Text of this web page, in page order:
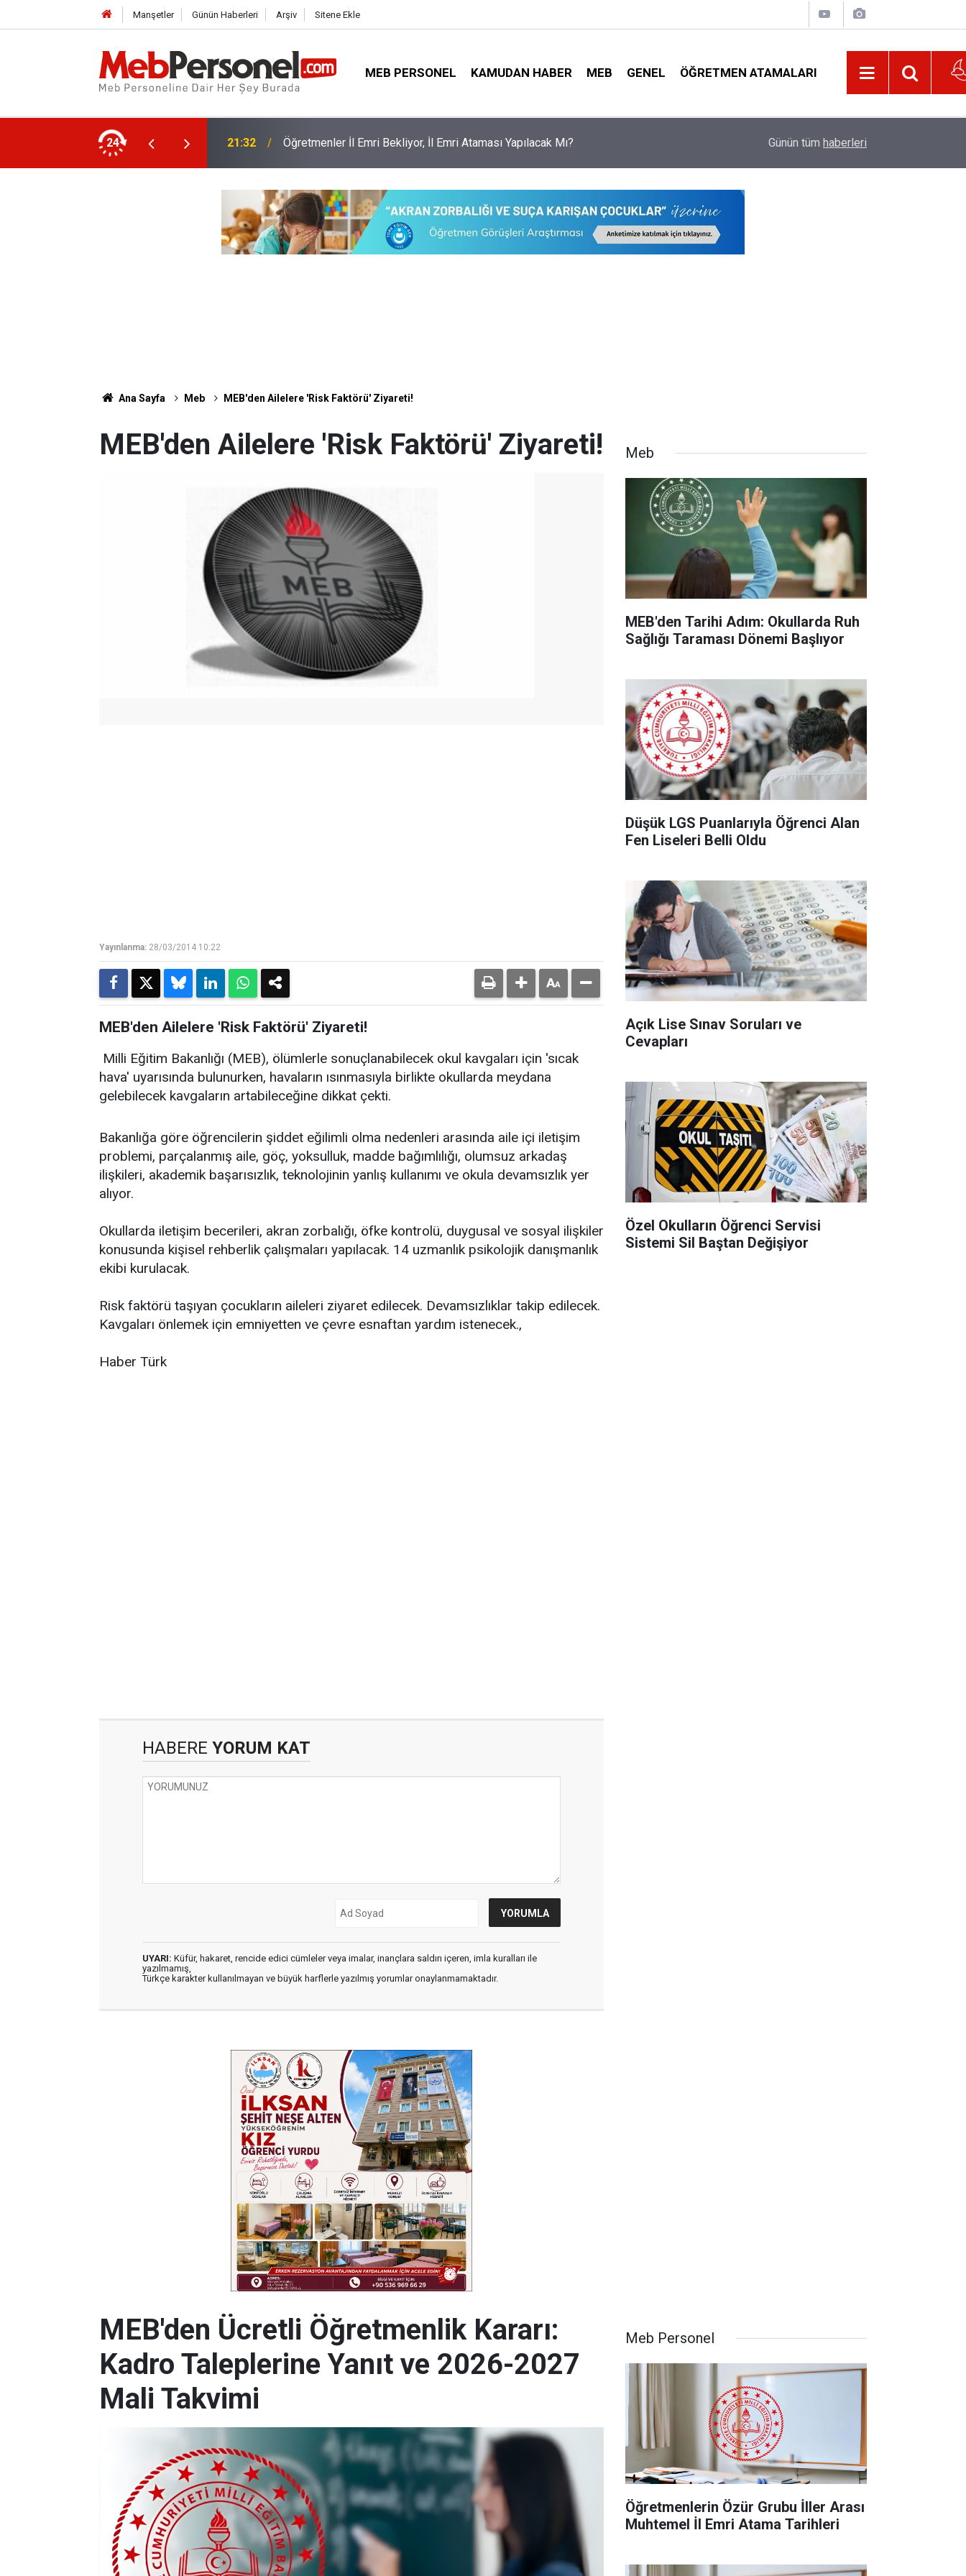
Manşetler Günün Haberleri Arşiv Sitene Ekle
MEB PERSONEL KAMUDAN HABER MEB GENEL ÖĞRETMEN ATAMALARI
24
Yeni Düzenlemeleri Duyurdu 21:32 Öğretmenler İl Emri Bekliyor, İl Emri Ataması Yapılacak Mı? Öğretmenler Dikkat: Tatildeyken Norm Fazlası
Günün tüm haberleri
Ana Sayfa Meb MEB'den Ailelere 'Risk Faktörü' Ziyareti!
MEB'den Ailelere 'Risk Faktörü' Ziyareti!
Yayınlanma: 28/03/2014 10:22
MEB'den Ailelere 'Risk Faktörü' Ziyareti!
Milli Eğitim Bakanlığı (MEB), ölümlerle sonuçlanabilecek okul kavgaları için 'sıcak
hava' uyarısında bulunurken, havaların ısınmasıyla birlikte okullarda meydana
gelebilecek kavgaların artabileceğine dikkat çekti.
Bakanlığa göre öğrencilerin şiddet eğilimli olma nedenleri arasında aile içi iletişim
problemi, parçalanmış aile, göç, yoksulluk, madde bağımlılığı, olumsuz arkadaş
ilişkileri, akademik başarısızlık, teknolojinin yanlış kullanımı ve okula devamsızlık yer
alıyor.
Okullarda iletişim becerileri, akran zorbalığı, öfke kontrolü, duygusal ve sosyal ilişkiler
konusunda kişisel rehberlik çalışmaları yapılacak. 14 uzmanlık psikolojik danışmanlık
ekibi kurulacak.
Risk faktörü taşıyan çocukların aileleri ziyaret edilecek. Devamsızlıklar takip edilecek.
Kavgaları önlemek için emniyetten ve çevre esnaftan yardım istenecek.,
Haber Türk
HABERE YORUM KAT
UYARI: Küfür, hakaret, rencide edici cümleler veya imalar, inançlara saldırı içeren, imla kuralları ile
yazılmamış,
Türkçe karakter kullanılmayan ve büyük harflerle yazılmış yorumlar onaylanmamaktadır.
Meb
MEB'den Tarihi Adım: Okullarda Ruh
Sağlığı Taraması Dönemi Başlıyor
Düşük LGS Puanlarıyla Öğrenci Alan
Fen Liseleri Belli Oldu
Açık Lise Sınav Soruları ve
Cevapları
Özel Okulların Öğrenci Servisi
Sistemi Sil Baştan Değişiyor
MEB'den Ücretli Öğretmenlik Kararı:
Kadro Taleplerine Yanıt ve 2026-2027
Mali Takvimi
Meb Personel
Öğretmenlerin Özür Grubu İller Arası
Muhtemel İl Emri Atama Tarihleri